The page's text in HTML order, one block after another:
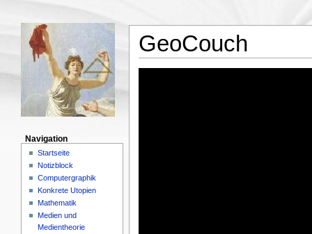
GeoCouch
Navigation
Startseite
Notizblock
Computergraphik
Konkrete Utopien
Mathematik
Medien und
Medientheorie